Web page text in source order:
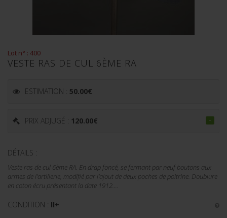
Lot n° : 400
VESTE RAS DE CUL 6ÈME RA
ESTIMATION : 50.00€
PRIX ADJUGÉ : 120.00€
DÉTAILS :
Veste ras de cul 6ème RA. En drap foncé, se fermant par neuf boutons aux
armes de l'artillerie, modifié par l'ajout de deux poches de poitrine. Doublure
en coton écru présentant la date 1912....
CONDITION : II+